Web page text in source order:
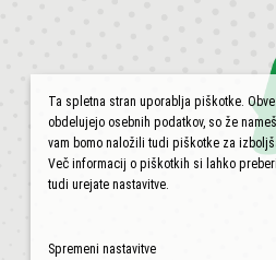
Ta spletna stran uporablja piškotke.
obdelujejo osebnih podatkov, so že
vam bomo naložili tudi piškotke za
Več informacij o piškotkih si lahko
tudi urejate nastavitve.
Spremeni nastavitve